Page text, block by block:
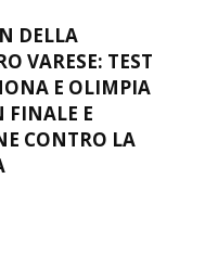
DELLA
VARESE: TEST
E OLIMPIA
FINALE E
CONTRO LA